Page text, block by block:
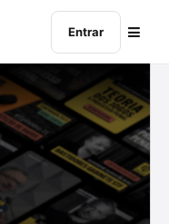
Entrar